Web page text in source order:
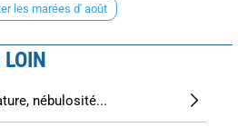
les marées d' août
nébulosité...